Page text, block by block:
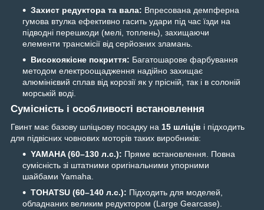
Захист редуктора та вала: Впресована демпферна
гумова втулка ефективно гасить удари під час їзди на
підводні перешкоди (мелі, топлень), захищаючи
елементи трансмісії від серйозних зламань.
Високоякісне покриття: Багатошарове фарбування
методом електроощадження надійно захищає
алюмінієвий сплав від корозії як у прісній, так і в солоній
морській воді.
Сумісність і особливості встановлення
Гвинт має базову шліцьову посадку на 15 шліців і підходить
для підвісних човнових моторів таких виробників:
YAMAHA (60–130 л.с.): Пряме встановлення. Повна
сумісність зі штатними оригінальними упорними
шайбами Yamaha.
TOHATSU (60–140 л.с.): Підходить для моделей,
обладнаних великим редуктором (Large Gearcase).